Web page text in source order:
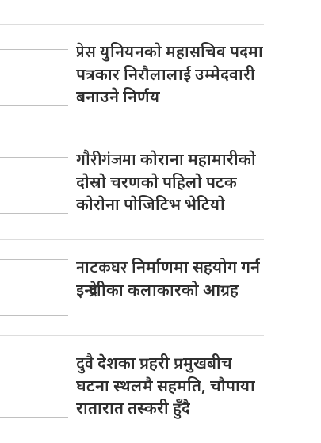
प्रेसयुनियनकाे महासचिव पदमा
पत्रकार निराैलालाई उम्मेदवारी
बनाउने निर्णय
गाैरीगंजमाकाेराना महामारीकाे
दाेस्राे चरणकाे पहिलाे पटक
काेराेना पाेजिटिभ भेटियाे
नाटकघरनिर्माणमा सहयोग गर्न
इन्द्रेणीका कलाकारको आग्रह
दुवैदेशका प्रहरी प्रमुखबीच
घटना स्थलमै सहमति, चाैपाया
रातारात तस्करी हुँदै